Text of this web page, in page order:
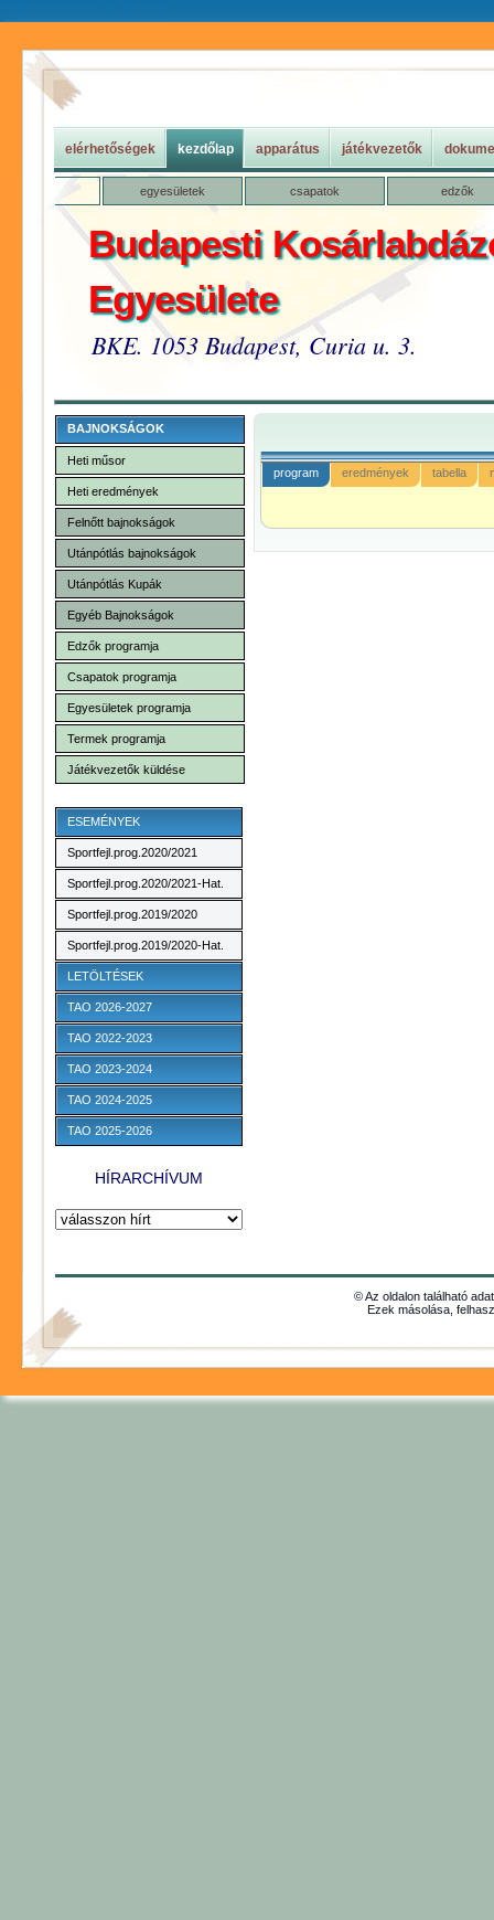
elérhetőségek kezdőlap apparátus játékvezetők
egyesületek csapatok edzők
Budapesti
Egyesülete
BKE. 1053 Budapest, Curia u. 3.
BAJNOKSÁGOK
Heti műsor
Heti eredmények
Felnőtt bajnokságok
Utánpótlás bajnokságok
Utánpótlás Kupák
Egyéb Bajnokságok
Edzők programja
Csapatok programja
Egyesületek programja
Termek programja
Játékvezetők küldése
ESEMÉNYEK
Sportfejl.prog.2020/2021
Sportfejl.prog.2020/2021-Hat.
Sportfejl.prog.2019/2020
Sportfejl.prog.2019/2020-Hat.
LETÖLTÉSEK
TAO 2026-2027
TAO 2022-2023
TAO 2023-2024
TAO 2024-2025
TAO 2025-2026
HÍRARCHÍVUM
program eredmények tabella
© Az oldalon található
Ezek másolása,